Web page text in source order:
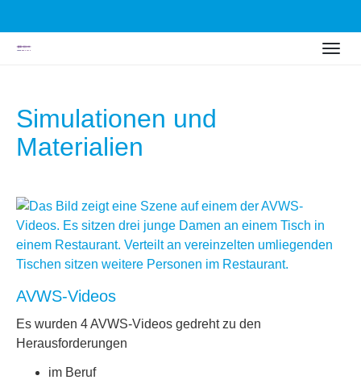
Simulationen und
Materialien
AVWS-Videos
Es wurden 4 AVWS-Videos gedreht zu den
Herausforderungen
im Beruf